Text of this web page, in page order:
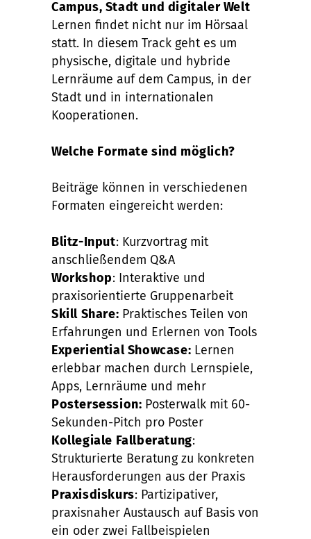
Campus, Stadt und digitaler Welt
Lernen findet nicht nur im Hörsaal
statt. In diesem Track geht es um
physische, digitale und hybride
Lernräume auf dem Campus, in der
Stadt und in internationalen
Kooperationen.
Welche Formate sind möglich?
Beiträge können in verschiedenen
Formaten eingereicht werden:
Blitz-Input: Kurzvortrag mit
anschließendem Q&A
Workshop: Interaktive und
praxisorientierte Gruppenarbeit
Skill Share: Praktisches Teilen von
Erfahrungen und Erlernen von Tools
Experiential Showcase: Lernen
erlebbar machen durch Lernspiele,
Apps, Lernräume und mehr
Postersession: Posterwalk mit 60-
Sekunden-Pitch pro Poster
Kollegiale Fallberatung:
Strukturierte Beratung zu konkreten
Herausforderungen aus der Praxis
Praxisdiskurs: Partizipativer,
praxisnaher Austausch auf Basis von
ein oder zwei Fallbeispielen